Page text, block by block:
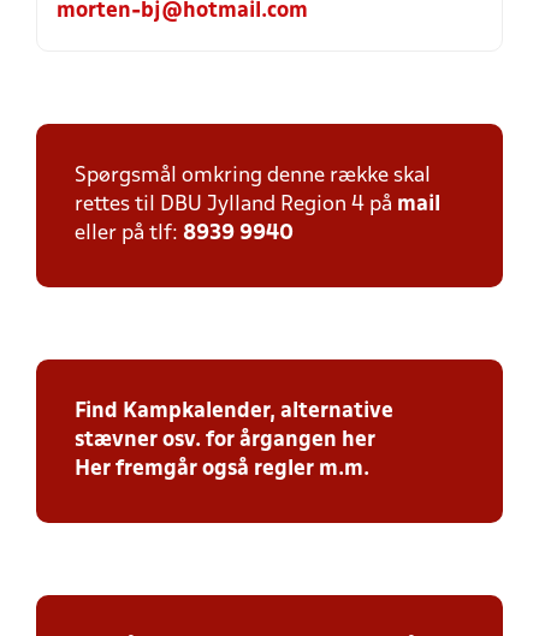
morten-bj@hotmail.com
Spørgsmål omkring denne række skal
rettes til DBU Jylland Region 4 på mail
eller på tlf: 8939 9940
Find Kampkalender, alternative
stævner osv. for årgangen her
Her fremgår også regler m.m.